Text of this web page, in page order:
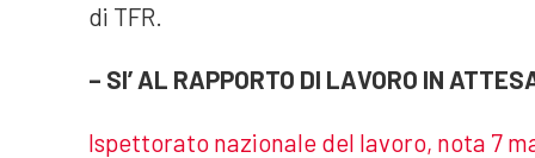
di TFR.
– SI’ AL RAPPORTO DI LAVORO IN
Ispettorato nazionale del lavoro, nota 7